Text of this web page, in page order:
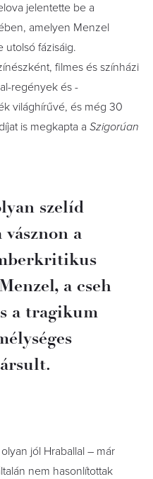
jelentette be a
amelyen Menzel
utolsó fázisáig.
filmes és színházi
regények és -
világhírűvé, és még 30
is megkapta a Szigorúan
szelíd
a
a cseh
a tragikum
jól Hraballal – már
nem hasonlítottak